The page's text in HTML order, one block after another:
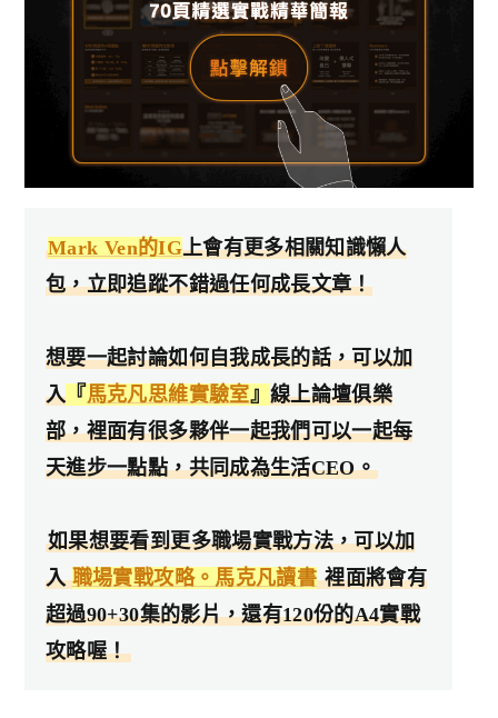
Mark Ven的IG上會有更多相關知識懶人
包，立即追蹤不錯過任何成長文章！
想要一起討論如何自我成長的話，可以加
入 『 馬克凡思維實驗室』 線上論壇俱樂
部，裡面有很多夥伴一起我們可以一起每
天進步一點點，共同成為生活CEO。
如果想要看到更多職場實戰方法，可以加
入 職場實戰攻略。馬克凡讀書 裡面將會有
超過90+30集的影片，還有120份的A4實戰
攻略喔！